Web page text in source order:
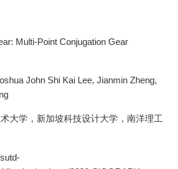
Multi-Point Conjugation Gear
John Shi Kai Lee, Jianmin Zheng,
术大学，新加坡科技设计大学，南洋理工